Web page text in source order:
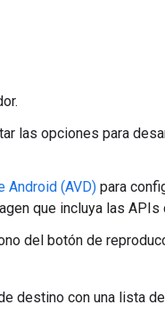
las opciones para
(AVD) para
que incluya las APIs
del botón de
destino con una lista